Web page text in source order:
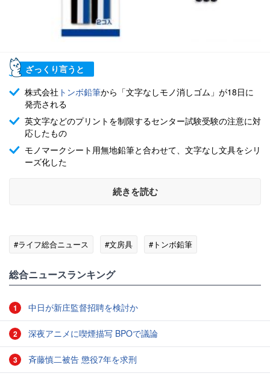
ざっくり言うと
株式会社 トンボ鉛筆から「文字なしモノ消しゴム」が18日に
発売される
英文字などのプリントを制限するセンター試験受験の注意に対
応したもの
モノマークシート用無地鉛筆と合わせて、文字なし文具をシリ
ーズ化した
続きを読む
#ライフ総合ニュース #文房具 #トンボ鉛筆
総合ニュースランキング
1 中日が新庄監督招聘を検討か
2 深夜アニメに喫煙描写 BPOで議論
3 斉藤慎二被告 懲役7年を求刑